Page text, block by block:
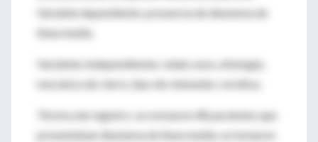
Variable dependiente: presencia de diastema de
línea media.
Variables independientes: edad, sexo, etiología,
mecánica de cierre, tipo de retenedor, recidiva.
Técnica de registro: se revisaron 48 pacientes que
presentaban diastema de línea media; se tomaron